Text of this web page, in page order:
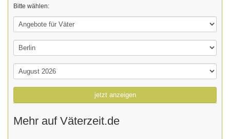
Bitte wählen:
jetzt anzeigen
Mehr auf Väterzeit.de